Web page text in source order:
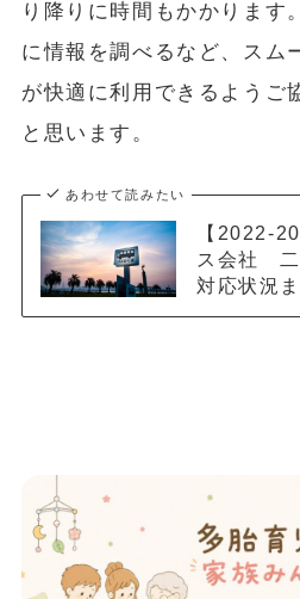
り降りに時間もかかります
に情報を調べるなど、スム
が快適に利用できるようご
と思います。
あわせて読みたい
【2022-
ス会社 二
対応状況